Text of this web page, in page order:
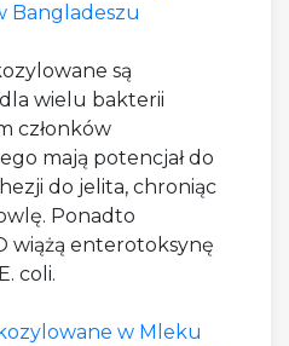
Bangladeszu
są
wielu bakterii
członków
mają potencjał do
do jelita, chroniąc
Ponadto
wiążą enterotoksynę
coli.
w Mleku